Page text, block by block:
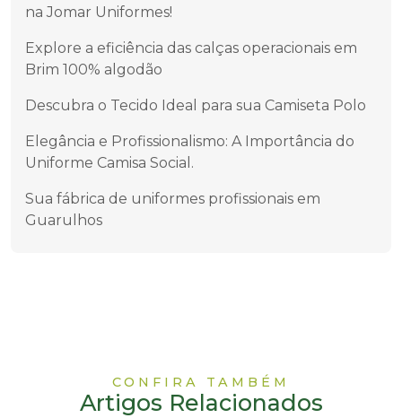
na Jomar Uniformes!
Explore a eficiência das calças operacionais em
Brim 100% algodão
Descubra o Tecido Ideal para sua Camiseta Polo
Elegância e Profissionalismo: A Importância do
Uniforme Camisa Social.
Sua fábrica de uniformes profissionais em
Guarulhos
CONFIRA TAMBÉM
Artigos Relacionados